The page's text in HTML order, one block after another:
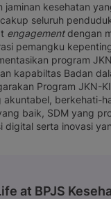
jaminan kesehatan
seluruh
engagementdengan
pemangku
program
kapabiltas Badan
Program JKN-
berkehati-
baik, SDM yang
digital serta inovasi
at BPJS